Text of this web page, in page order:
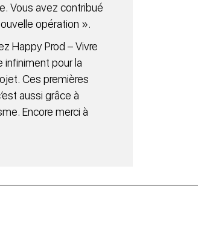
Vous avez contribué
opération ».
Happy Prod – Vivre
pour la
Ces premières
aussi grâce à
Encore merci à